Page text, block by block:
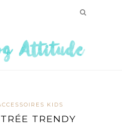
KIDS
TRENDY